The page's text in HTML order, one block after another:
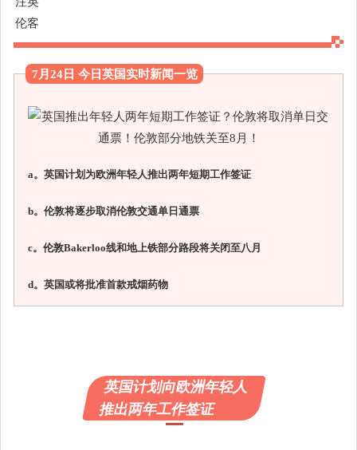
7月24日 今日英国实时新闻一览
a。英国计划为欧洲年轻人推出两年短期工作签证
b。伦敦将逐步取消伦敦交通单日通票
c。伦敦Bakerloo线和地上铁部分路段将关闭至八月
d。英国或将批准首款戒烟药物
英国计划向欧洲年轻人
推出两年工作签证